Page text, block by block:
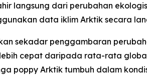
langsung dari perubahan
data iklim Arktik secara
sekadar penggambaran
cepat daripada rata-rata
poppy Arktik tumbuh dalam